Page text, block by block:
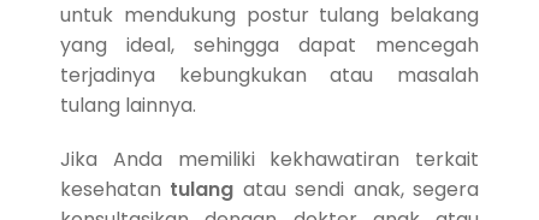
untuk mendukung postur tulang belakang
yang ideal, sehingga dapat mencegah
terjadinya kebungkukan atau masalah
tulang lainnya.
Jika Anda memiliki kekhawatiran terkait
kesehatan tulang atau sendi anak, segera